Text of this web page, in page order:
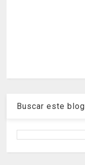
Buscar este blog